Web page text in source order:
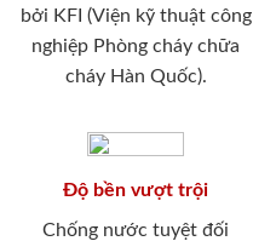
bởi KFI (Viện kỹ thuật công
nghiệp Phòng cháy chữa
cháy Hàn Quốc).
Độ bền vượt trội
Chống nước tuyệt đối